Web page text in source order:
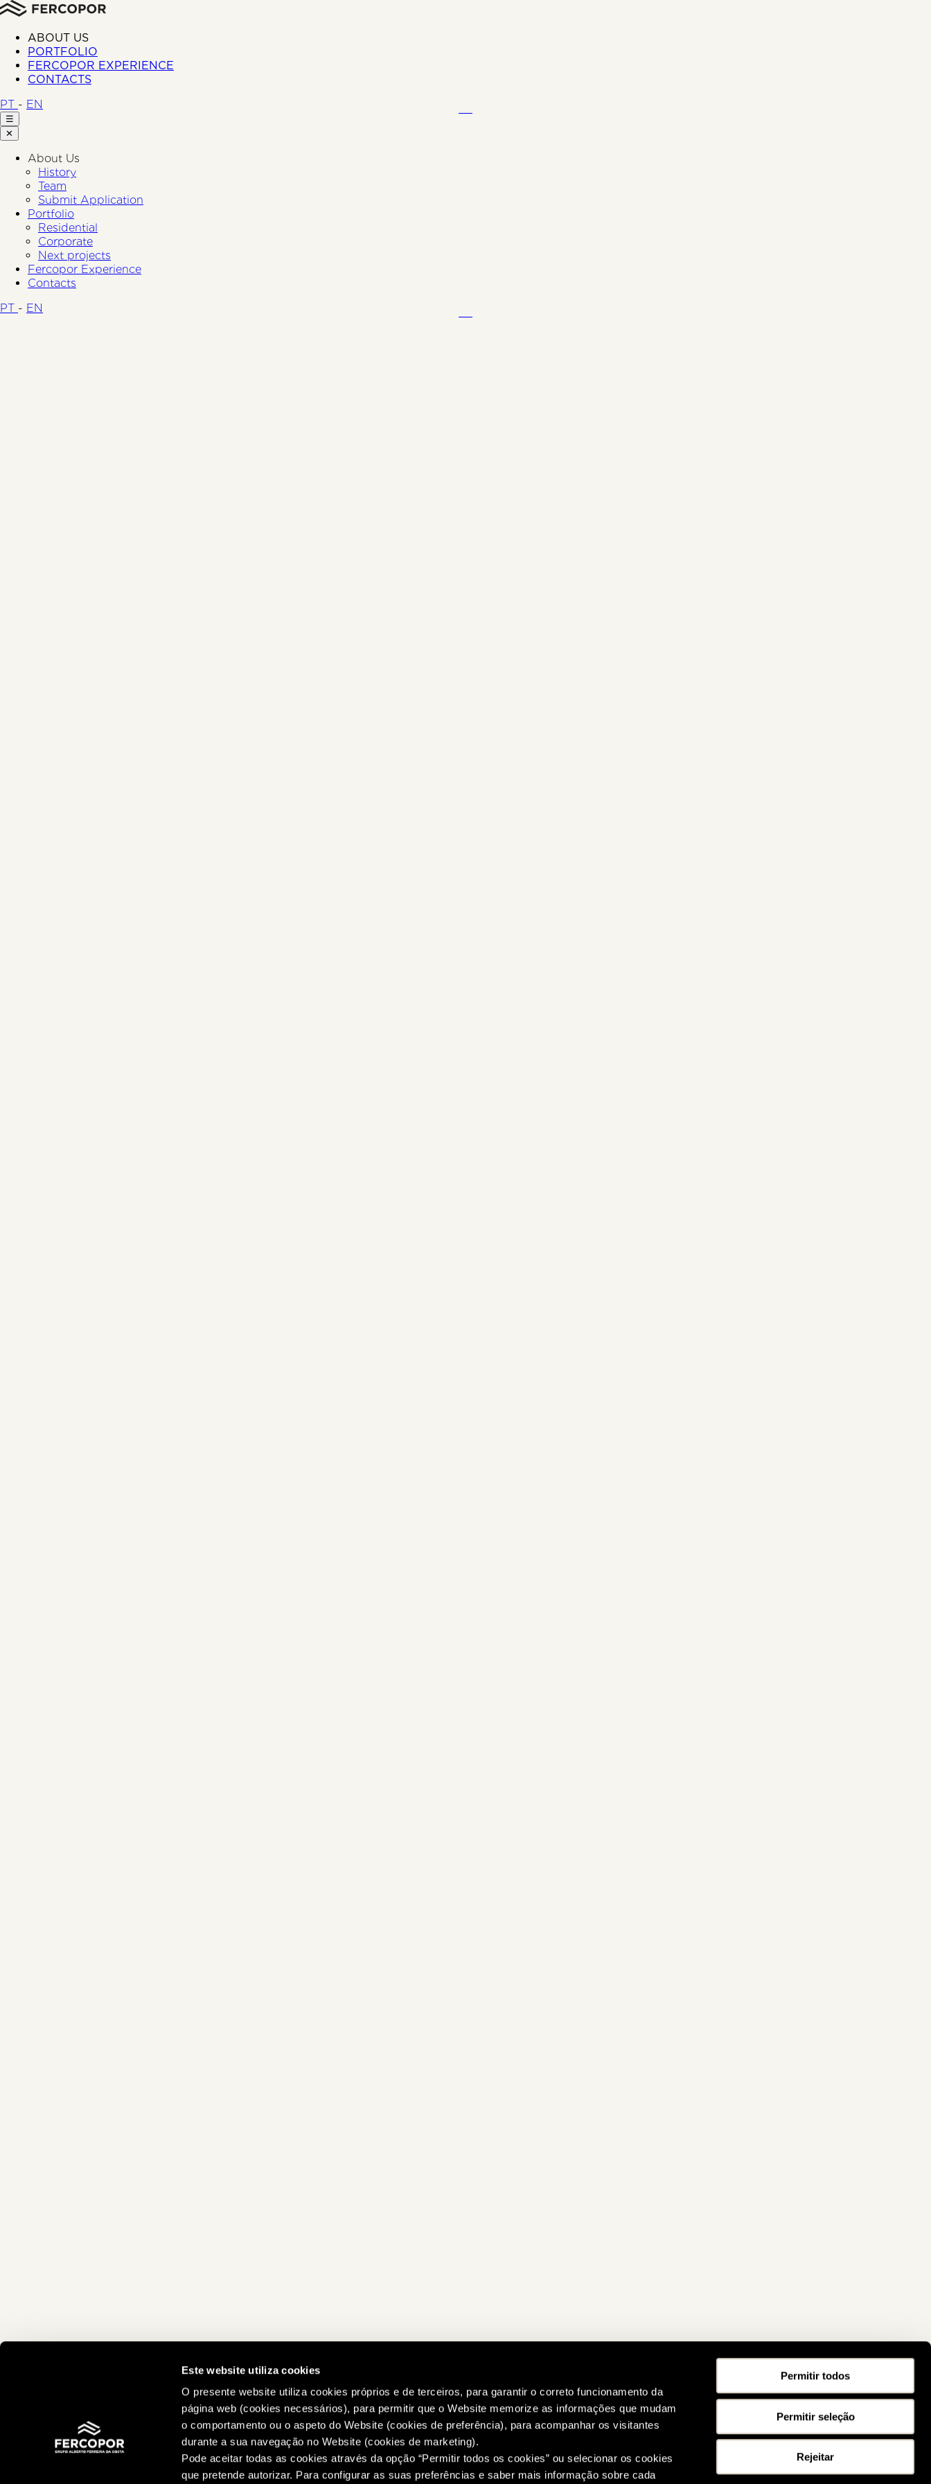
Este website utiliza cookies
O presente website utiliza cookies próprios e de terceiros, para garantir o correto funcionamento da
página web (cookies necessários), para permitir que o Website memorize as informações que mudam
o comportamento ou o aspeto do Website (cookies de preferência), para acompanhar os visitantes
durante a sua navegação no Website (cookies de marketing).
Pode aceitar todas as cookies através da opção “Permitir todos os cookies” ou selecionar os cookies
que pretende autorizar. Para configurar as suas preferências e saber mais informação sobre cada
Permitir todos
Permitir seleção
Rejeitar
ABOUT US
PORTFOLIO
FERCOPOR EXPERIENCE
CONTACTS
PT - EN
☰
✕
About Us
History
Team
Submit Application
Portfolio
Residential
Corporate
Next projects
Fercopor Experience
Contacts
PT - EN